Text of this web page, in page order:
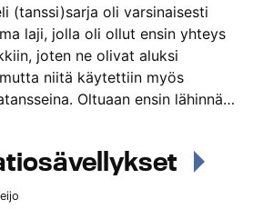
(tanssi)sarja oli varsinaisesti
laji, jolla oli ollut ensin yhteys
joten ne olivat aluksi
niitä käytettiin myös
Oltuaan ensin lähinnä…